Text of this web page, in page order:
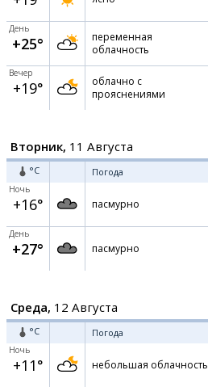
День
+25°
переменная
облачность
Вечер
+19°
облачно с
прояснениями
Вторник, 11 Августа
°C Погода
Ночь
+16° пасмурно
День
+27° пасмурно
Среда, 12 Августа
°C Погода
Ночь
+11° небольшая облачность